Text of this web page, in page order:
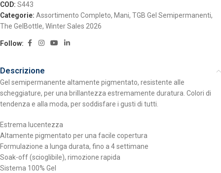
COD: S443
Categorie: Assortimento Completo, Mani, TGB Gel Semipermanenti,
The GelBottle, Winter Sales 2026
Follow:
Descrizione
Gel semipermanente altamente pigmentato, resistente alle
scheggiature, per una brillantezza estremamente duratura. Colori di
tendenza e alla moda, per soddisfare i gusti di tutti.
Estrema lucentezza
Altamente pigmentato per una facile copertura
Formulazione a lunga durata, fino a 4 settimane
Soak-off (scioglibile), rimozione rapida
Sistema 100% Gel